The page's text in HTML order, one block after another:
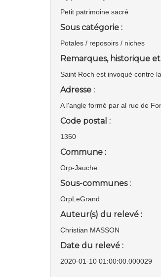
Petit patrimoine sacré
Sous catégorie :
Potales / reposoirs / niches
Remarques, historique
Saint Roch est invoqué contre
Adresse :
A l'angle formé par al rue de
Code postal :
1350
Commune :
Orp-Jauche
Sous-communes :
OrpLeGrand
Auteur(s) du relevé :
Christian MASSON
Date du relevé :
2020-01-10 01:00:00.000029